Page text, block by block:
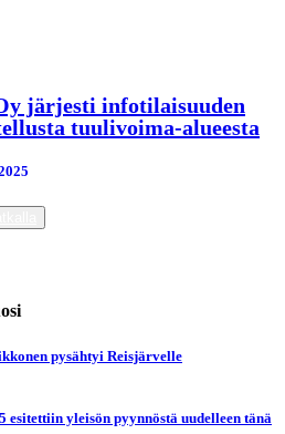
järjesti infotilaisuuden
tuulivoima-alueesta
pysähtyi Reisjärvelle
esitettiin yleisön pyynnöstä uudelleen tänä